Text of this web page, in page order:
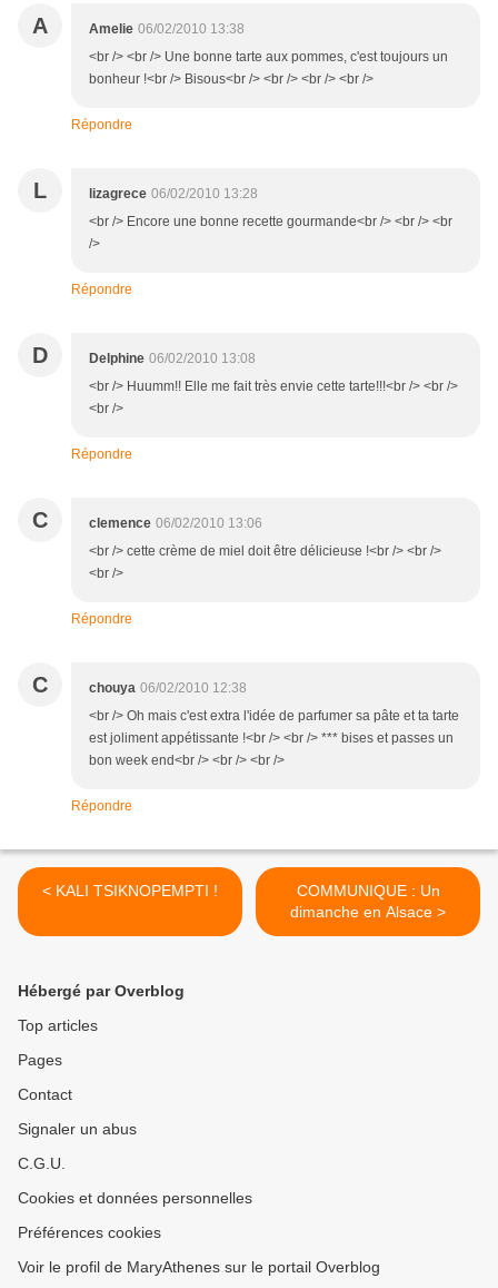
A Amelie 06/02/2010 13:38
<br /> <br /> Une bonne tarte aux pommes, c'est toujours un
bonheur !<br /> Bisous<br /> <br /> <br /> <br />
Répondre
L lizagrece 06/02/2010 13:28
<br /> Encore une bonne recette gourmande<br /> <br /> <br
/>
Répondre
D Delphine 06/02/2010 13:08
<br /> Huumm!! Elle me fait très envie cette tarte!!!<br /> <br />
<br />
Répondre
C clemence 06/02/2010 13:06
<br /> cette crème de miel doit être délicieuse !<br /> <br />
<br />
Répondre
C chouya 06/02/2010 12:38
<br /> Oh mais c'est extra l'idée de parfumer sa pâte et ta tarte
est joliment appétissante !<br /> <br /> *** bises et passes un
bon week end<br /> <br /> <br />
Répondre
< KALI TSIKNOPEMPTI !
COMMUNIQUE : Un
dimanche en Alsace >
Hébergé par Overblog
Top articles
Pages
Contact
Signaler un abus
C.G.U.
Cookies et données personnelles
Préférences cookies
Voir le profil de MaryAthenes sur le portail Overblog